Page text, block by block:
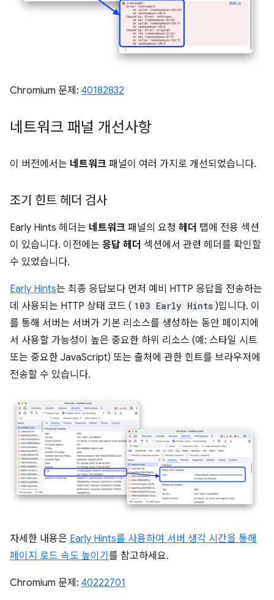
Chromium 문제: 40182832
네트워크 패널 개선사항
이 버전에서는 네트워크 패널이 여러 가지로 개선되었습니다.
조기 힌트 헤더 검사
Early Hints 헤더는 네트워크 패널의 요청 헤더 탭에 전용 섹션
이 있습니다. 이전에는 응답 헤더 섹션에서 관련 헤더를 확인할
수 있었습니다.
Early Hints는 최종 응답보다 먼저 예비 HTTP 응답을 전송하는
데 사용되는 HTTP 상태 코드 ( 103 Early Hints )입니다. 이
를 통해 서버는 서버가 기본 리소스를 생성하는 동안 페이지에
서 사용할 가능성이 높은 중요한 하위 리소스 (예: 스타일 시트
또는 중요한 JavaScript) 또는 출처에 관한 힌트를 브라우저에
전송할 수 있습니다.
자세한 내용은 Early Hints를 사용하여 서버 생각 시간을 통해
페이지 로드 속도 높이기 를 참고하세요.
Chromium 문제: 40222701